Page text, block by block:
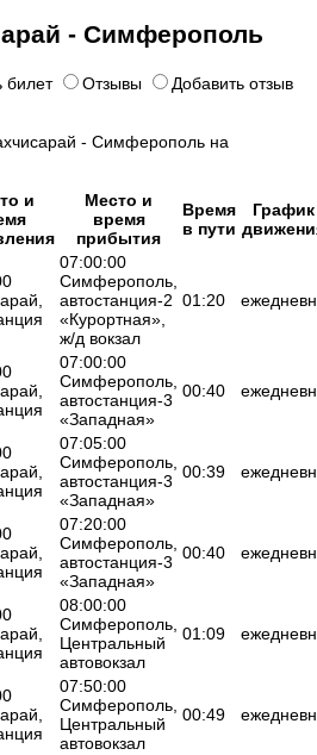
- Симферополь
билет Отзывы
Добавить отзыв
- Симферополь на
и
Место и
время
прибытия
Время
в пути
График
07:00:00
Симферополь,
автостанция-2
«Курортная»,
ж/д вокзал
01:20
07:00:00
Симферополь,
автостанция-3
«Западная»
00:40
07:05:00
Симферополь,
автостанция-3
«Западная»
00:39
07:20:00
Симферополь,
автостанция-3
«Западная»
00:40
08:00:00
Симферополь,
Центральный
автовокзал
01:09
07:50:00
Симферополь,
Центральный
автовокзал
00:49